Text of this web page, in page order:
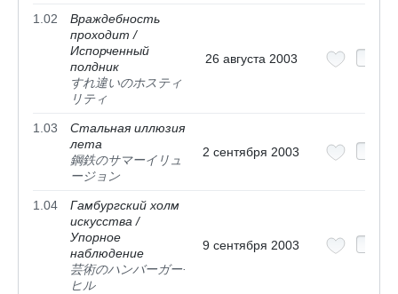
1.02
Враждебность
проходит /
Испорченный
полдник
すれ違いのホスティ
リティ
26 августа 2003
1.03
Стальная иллюзия
лета
鋼鉄のサマーイリュ
ージョン
2 сентября 2003
1.04
Гамбургский холм
искусства /
Упорное
наблюдение
芸術のハンバーガー·
ヒル
9 сентября 2003